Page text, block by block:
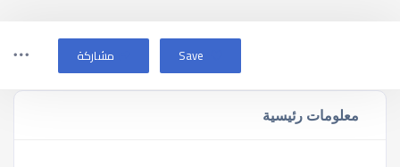
مشاركة
معلومات رئيسية